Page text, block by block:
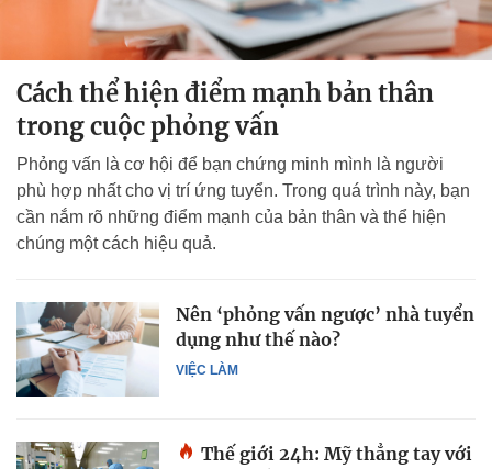
Cách thể hiện điểm mạnh bản thân
trong cuộc phỏng vấn
Phỏng vấn là cơ hội để bạn chứng minh mình là người
phù hợp nhất cho vị trí ứng tuyển. Trong quá trình này, bạn
cần nắm rõ những điểm mạnh của bản thân và thể hiện
chúng một cách hiệu quả.
VIỆC LÀM
Nên ‘phỏng vấn ngược’ nhà tuyển
dụng như thế nào?
Thế giới 24h: Mỹ thẳng tay với